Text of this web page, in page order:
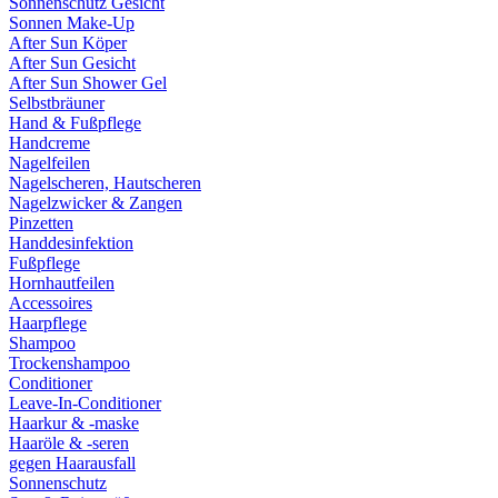
Sonnen Make-Up
After Sun Köper
After Sun Gesicht
After Sun Shower Gel
Selbstbräuner
Hand & Fußpflege
Handcreme
Nagelfeilen
Nagelscheren, Hautscheren
Nagelzwicker & Zangen
Pinzetten
Handdesinfektion
Fußpflege
Hornhautfeilen
Accessoires
Haarpflege
Shampoo
Trockenshampoo
Conditioner
Leave-In-Conditioner
Haarkur & -maske
Haaröle & -seren
gegen Haarausfall
Sonnenschutz